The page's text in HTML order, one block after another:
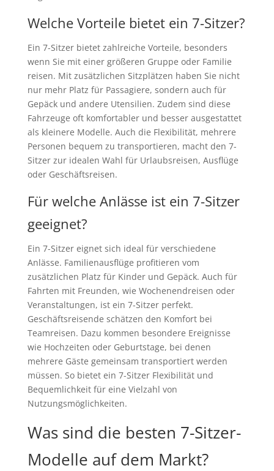
Welche Vorteile bietet ein 7-Sitzer?
Ein 7-Sitzer bietet zahlreiche Vorteile, besonders
wenn Sie mit einer größeren Gruppe oder Familie
reisen. Mit zusätzlichen Sitzplätzen haben Sie nicht
nur mehr Platz für Passagiere, sondern auch für
Gepäck und andere Utensilien. Zudem sind diese
Fahrzeuge oft komfortabler und besser ausgestattet
als kleinere Modelle. Auch die Flexibilität, mehrere
Personen bequem zu transportieren, macht den 7-
Sitzer zur idealen Wahl für Urlaubsreisen, Ausflüge
oder Geschäftsreisen.
Für welche Anlässe ist ein 7-Sitzer
geeignet?
Ein 7-Sitzer eignet sich ideal für verschiedene
Anlässe. Familienausflüge profitieren vom
zusätzlichen Platz für Kinder und Gepäck. Auch für
Fahrten mit Freunden, wie Wochenendreisen oder
Veranstaltungen, ist ein 7-Sitzer perfekt.
Geschäftsreisende schätzen den Komfort bei
Teamreisen. Dazu kommen besondere Ereignisse
wie Hochzeiten oder Geburtstage, bei denen
mehrere Gäste gemeinsam transportiert werden
müssen. So bietet ein 7-Sitzer Flexibilität und
Bequemlichkeit für eine Vielzahl von
Nutzungsmöglichkeiten.
Was sind die besten 7-Sitzer-
Modelle auf dem Markt?